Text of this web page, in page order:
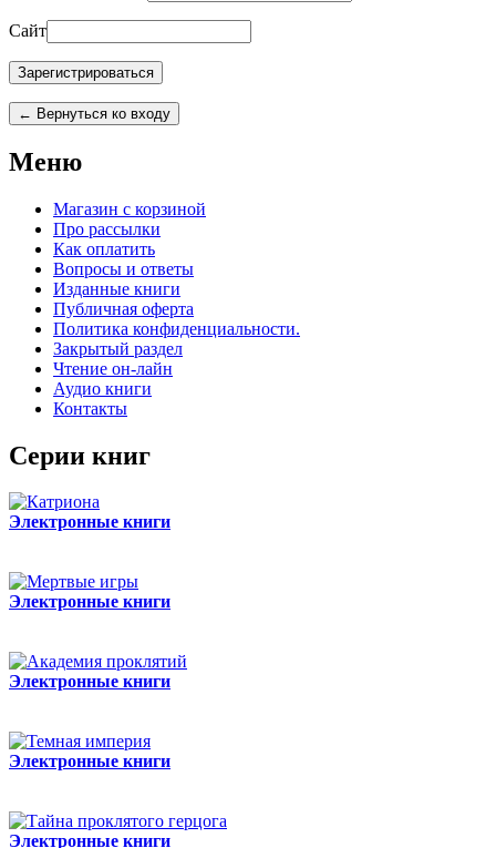
Сайт
← Вернуться ко входу
Меню
Магазин с корзиной
Про рассылки
Как оплатить
Вопросы и ответы
Изданные книги
Публичная оферта
Политика конфиденциальности.
Закрытый раздел
Чтение он-лайн
Аудио книги
Контакты
Серии книг
Электронные книги
Электронные книги
Электронные книги
Электронные книги
Электронные книги